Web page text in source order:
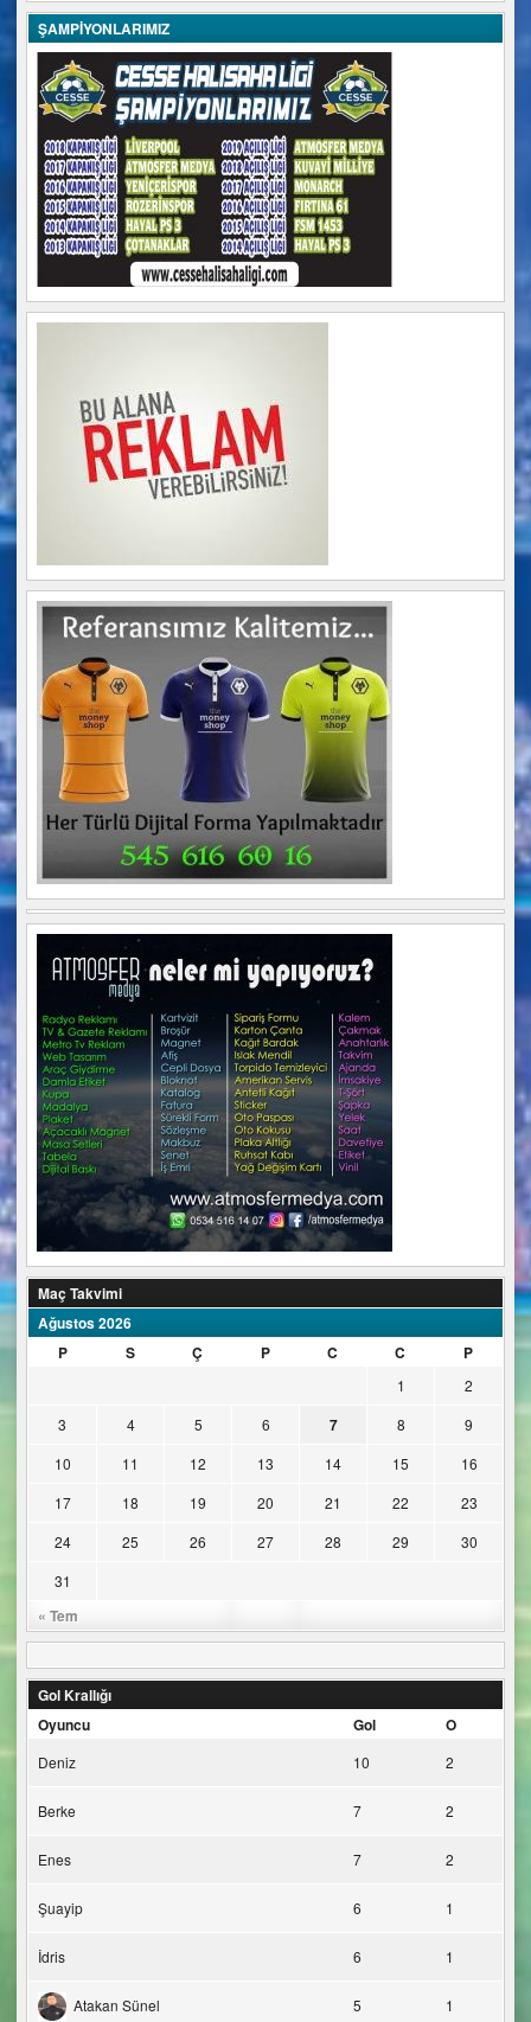
ŞAMPİYONLARIMIZ
Maç Takvimi
Ağustos 2026
P
S Ç P C C P
« Tem
1
2
3
4 5 6 7 8
9
10
11 12 13 14 15
16
17
18 19 20 21 22
23
24
25 26 27 28 29
30
31
Gol Krallığı
Oyuncu
Gol O
Deniz 10 2
Berke 7 2
Enes 7 2
Şuayip 6 1
İdris 6 1
Atakan Sünel 5 1